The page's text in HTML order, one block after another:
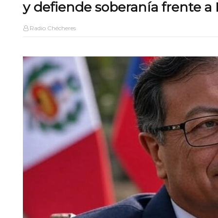
y defiende soberanía frente a
Radio Chécheres